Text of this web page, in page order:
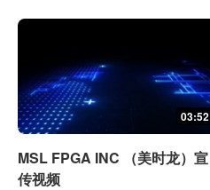
03:52
MSL FPGA INC （美时龙）宣
传视频